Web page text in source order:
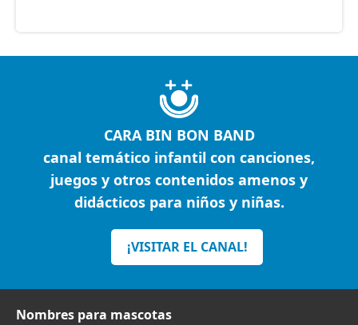
CARA BIN BON BAND
canal temático infantil con canciones,
juegos y otros contenidos amenos y
didácticos para niños y niñas.
¡VISITAR EL CANAL!
Nombres para mascotas